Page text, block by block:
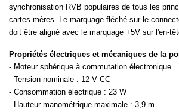
synchronisation RVB populaires de tous les
cartes mères. Le marquage fléché sur le
doit être aligné avec le marquage +5V sur l'en-
Propriétés électriques et mécaniques de la
- Moteur sphérique à commutation électronique
- Tension nominale : 12 V CC
- Consommation électrique : 23 W
- Hauteur manométrique maximale : 3,9 m